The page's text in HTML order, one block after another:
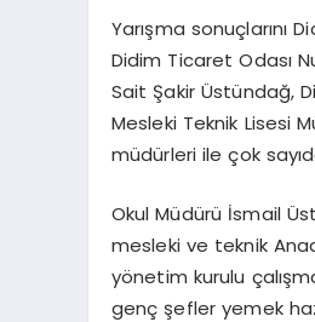
Yarışma sonuçlarını
Didim Ticaret Odası
Sait Şakir Üstündağ,
Mesleki Teknik Lisesi
müdürleri ile çok
Okul Müdürü İsmail
mesleki ve teknik
yönetim kurulu
genç şefler yemek